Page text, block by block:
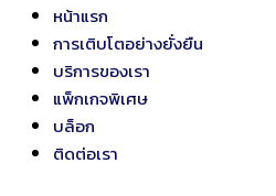
หน้าแรก
การเติบโตอย่างยั่งยืน
บริการของเรา
แพ็กเกจพิเศษ
บล็อก
ติดต่อเรา